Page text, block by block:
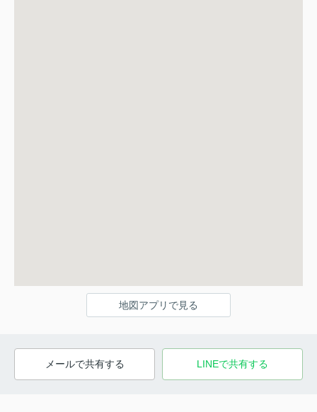
地図アプリで見る
メールで共有する LINEで共有する